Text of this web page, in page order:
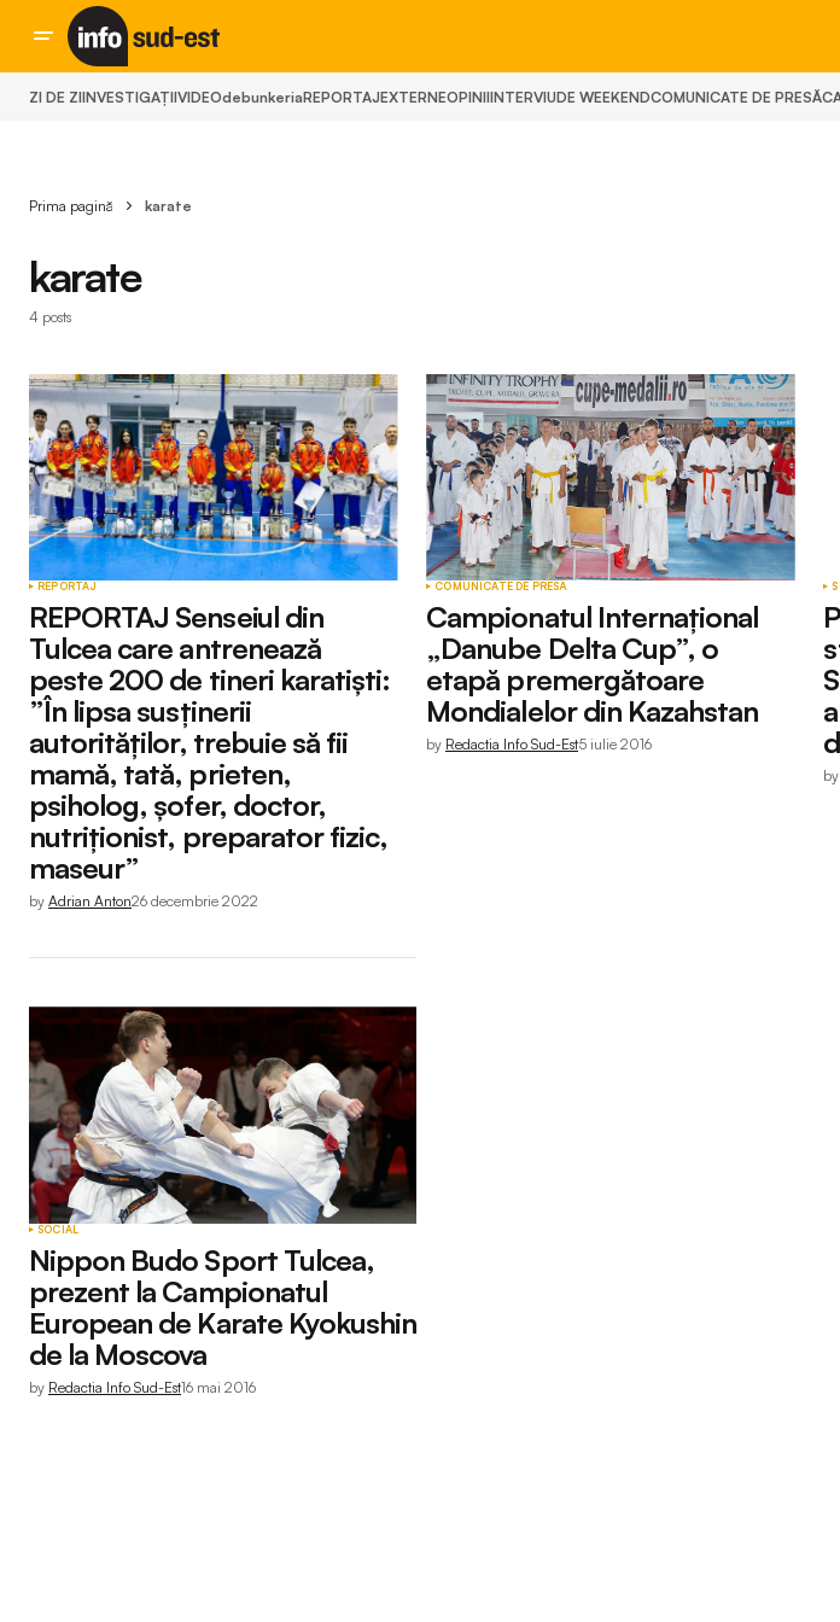
ZI DE ZIINVESTIGAȚIIVIDEOdebunkeriaREPORTAJEXTERNEOPINIIINTERVIUDE WEEKENDCOMUNICATE DE PRESĂ
Prima pagină karate
karate
4 posts
REPORTAJ
REPORTAJ Senseiul din
Tulcea care antrenează
peste 200 de tineri karatiști:
”În lipsa susținerii
autorităților, trebuie să fii
mamă, tată, prieten,
psiholog, șofer, doctor,
nutriționist, preparator fizic,
maseur”
by Adrian Anton26 decembrie 2022
COMUNICATE DE PRESĂ
Campionatul Internațional
„Danube Delta Cup”, o
etapă premergătoare
Mondialelor din Kazahstan
by Redactia Info Sud-Est5 iulie 2016
by
SOCIAL
Nippon Budo Sport Tulcea,
prezent la Campionatul
European de Karate Kyokushin
de la Moscova
by Redactia Info Sud-Est16 mai 2016